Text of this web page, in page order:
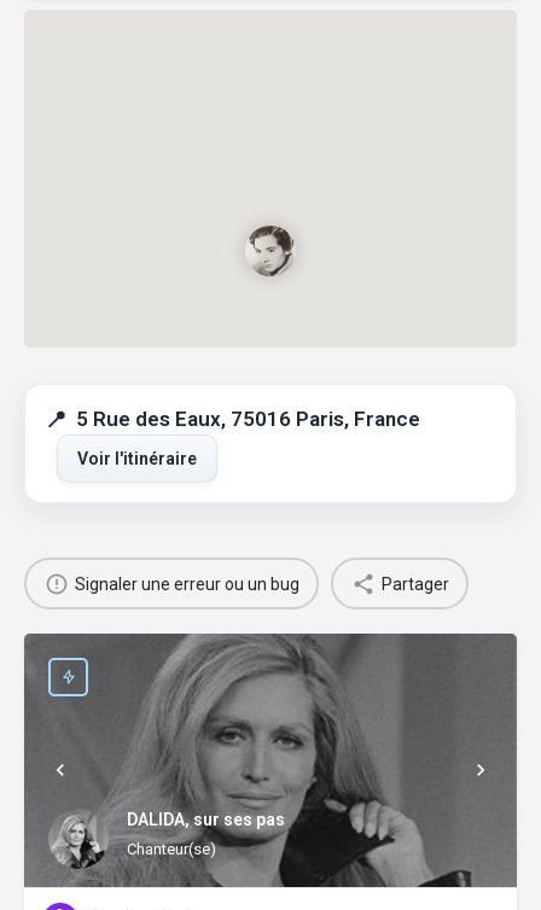
5 Rue des Eaux, 75016 Paris, France
Voir l'itinéraire
Signaler une erreur ou un bug Partager
DALIDA, sur ses pas
Chanteur(se)